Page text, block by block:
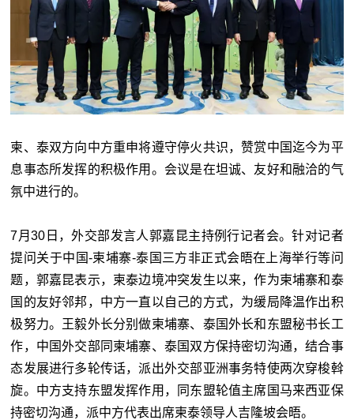
柬、泰双方向中方重申将遵守停火共识，赞赏中国迄今为平
息事态所发挥的积极作用。会议是在坦诚、友好和融洽的气
氛中进行的。
7月30日，外交部发言人郭嘉昆主持例行记者会。针对记者
提问关于中国-柬埔寨-泰国三方非正式会晤在上海举行等问
题， 郭嘉昆表示，柬泰边境冲突发生以来，作为柬埔寨和泰
国的友好邻邦，中方一直以自己的方式，为缓局降温作出积
极努力。王毅外长分别做柬埔寨、泰国外长和东盟秘书长工
作，中国外交部同柬埔寨、泰国双方保持密切沟通，结合事
态发展进行多轮传话，派出外交部亚洲事务特使两次穿梭斡
旋。中方支持东盟发挥作用，同东盟轮值主席国马来西亚保
持密切沟通，派中方代表出席柬泰领导人吉隆坡会晤。